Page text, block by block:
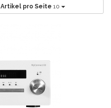
Artikel pro Seite 10